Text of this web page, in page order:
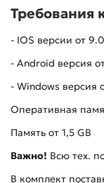
Требования
- IOS версии от
- Android версия
- Windows версия
Оперативная
Память от 1,5 GB
Важно! Всю тех.
В комплект